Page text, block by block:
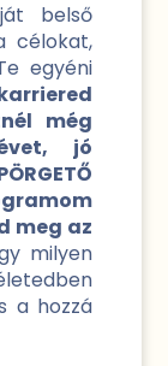
belső
célokat,
egyéni
még
jó
meg az
milyen
a hozzá